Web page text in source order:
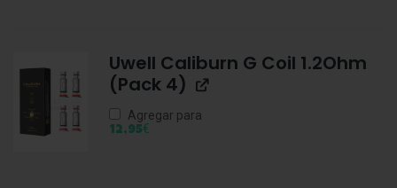
Uwell Caliburn G Coil 1.2Ohm
(Pack 4)
Agregar para
12,95€